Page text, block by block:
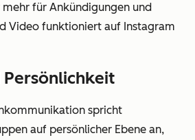
für Ankündigungen und
Video funktioniert auf Instagram
spricht
auf persönlicher Ebene an,